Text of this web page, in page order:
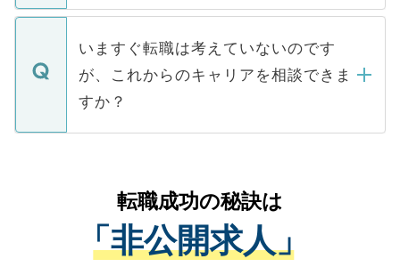
関を公にしてしまうと、応募が殺到する場
に、医療機関が求める条件に合った人材の
みを人材紹介会社に依頼するケースが増え
ています。
定を承諾する必要はありません。内定先へ
の辞退の連絡はキャリアパートナーが行い
個人情報が漏えいすることはありませんの
で、ご安心ください。当サイトからの登録
などで収集したご登録者様の個人情報は、
ご本人のキャリアアップおよび転職活動の
支援を目的に使用いたします。お預かりし
ているすべての個人データはご本人の許可
は、個人情報の取り扱いについての厳密な
管理基準を満たした事業者のみに付与され
る、プライバシーマークを取得済みです。
いますぐ転職は考えていないのです
が、これからのキャリアを相談できま
すか？
かがいして、現在の医療機関の状況や紹介
経験をまじえながら、適切なアドバイスを
させていただきます。すぐにご転職をされ
ない方には、長期的なサポートが可能です
転職成功の秘訣は
「非公開求人」